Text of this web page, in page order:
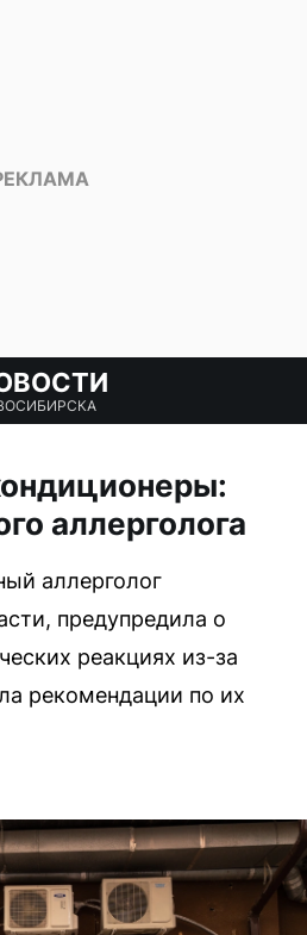
аллерголога
аллерголог
предупредила о
реакциях из-за
рекомендации по их